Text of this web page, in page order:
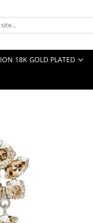
18K GOLD PLATED